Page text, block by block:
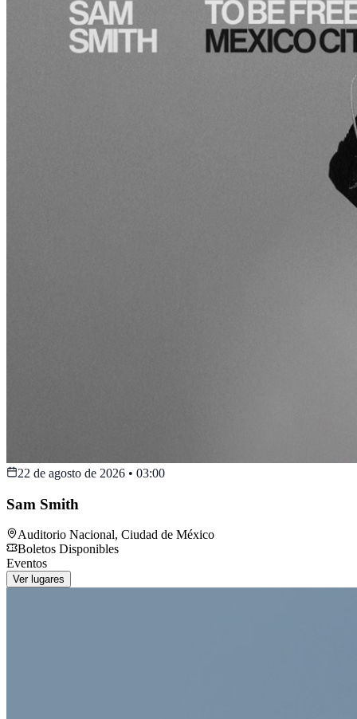
22 de agosto de 2026 • 03:00
Sam Smith
Auditorio Nacional, Ciudad de México
Boletos Disponibles
Eventos
Ver lugares